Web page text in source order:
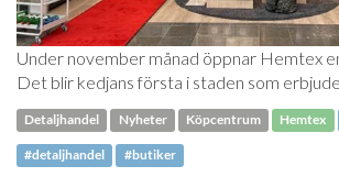
Under november månad öppnar Hemtex
Det blir kedjans första i staden som
Detaljhandel Nyheter Köpcentrum Hemtex
#detaljhandel #butiker